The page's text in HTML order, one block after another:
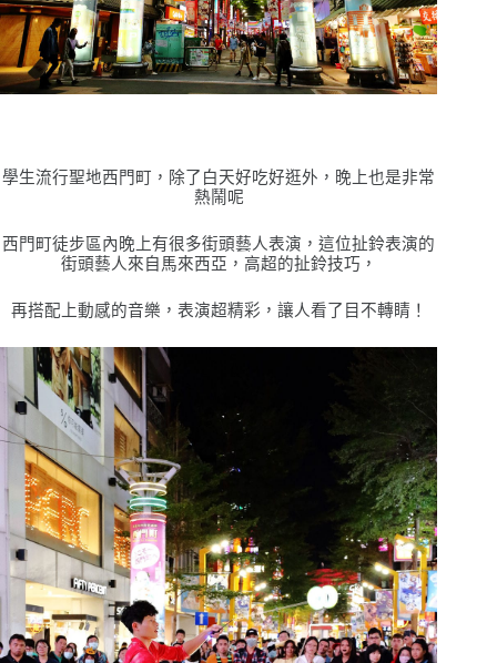
學生流行聖地西門町，除了白天好吃好逛外，晚上也是非常
熱鬧呢
西門町徒步區內晚上有很多街頭藝人表演，這位扯鈴表演的
街頭藝人來自馬來西亞，高超的扯鈴技巧，
再搭配上動感的音樂，表演超精彩，讓人看了目不轉睛！